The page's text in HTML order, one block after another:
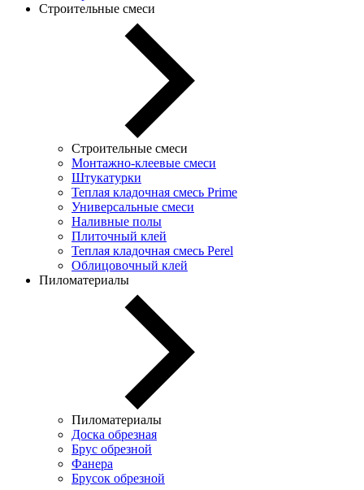
Строительные смеси
Строительные смеси
Монтажно-клеевые смеси
Штукатурки
Теплая кладочная смесь Prime
Универсальные смеси
Наливные полы
Плиточный клей
Теплая кладочная смесь Perel
Облицовочный клей
Пиломатериалы
Пиломатериалы
Доска обрезная
Брус обрезной
Фанера
Брусок обрезной